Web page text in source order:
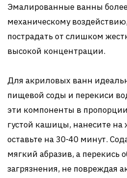
Эмалированные ванны
механическому
пострадать от слишком
высокой концентрации.
Для акриловых ванн
пищевой соды и перекиси
эти компоненты в
густой кашицы, нанесите на
оставьте на 30-40 минут.
мягкий абразив, а перекись
загрязнения, не повреждая